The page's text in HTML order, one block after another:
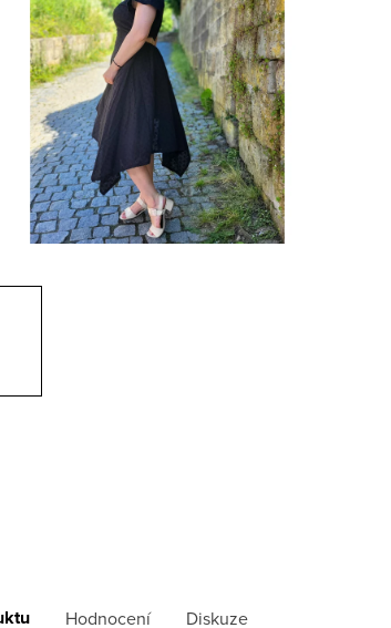
Hodnocení Diskuze